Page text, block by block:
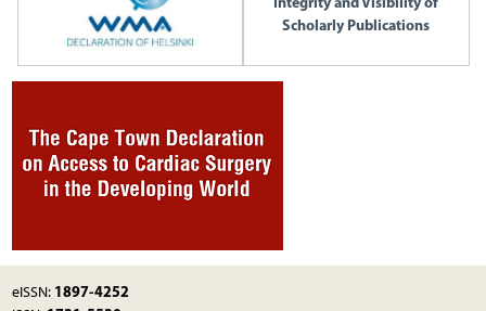
Scholarly Publications
eISSN: 1897-4252